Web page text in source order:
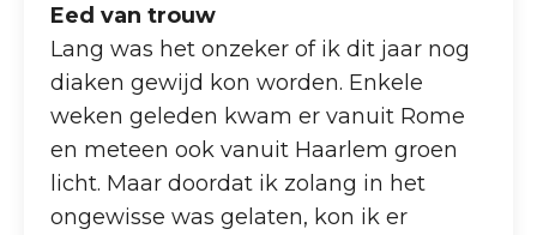
Eed van trouw
Lang was het onzeker of ik dit jaar nog
diaken gewijd kon worden. Enkele
weken geleden kwam er vanuit Rome
en meteen ook vanuit Haarlem groen
licht. Maar doordat ik zolang in het
ongewisse was gelaten, kon ik er